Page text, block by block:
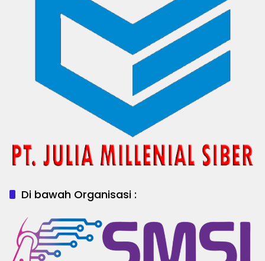
Di bawah Organisasi :